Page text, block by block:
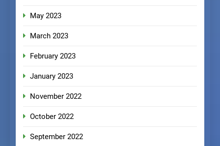
May 2023
March 2023
February 2023
January 2023
November 2022
October 2022
September 2022